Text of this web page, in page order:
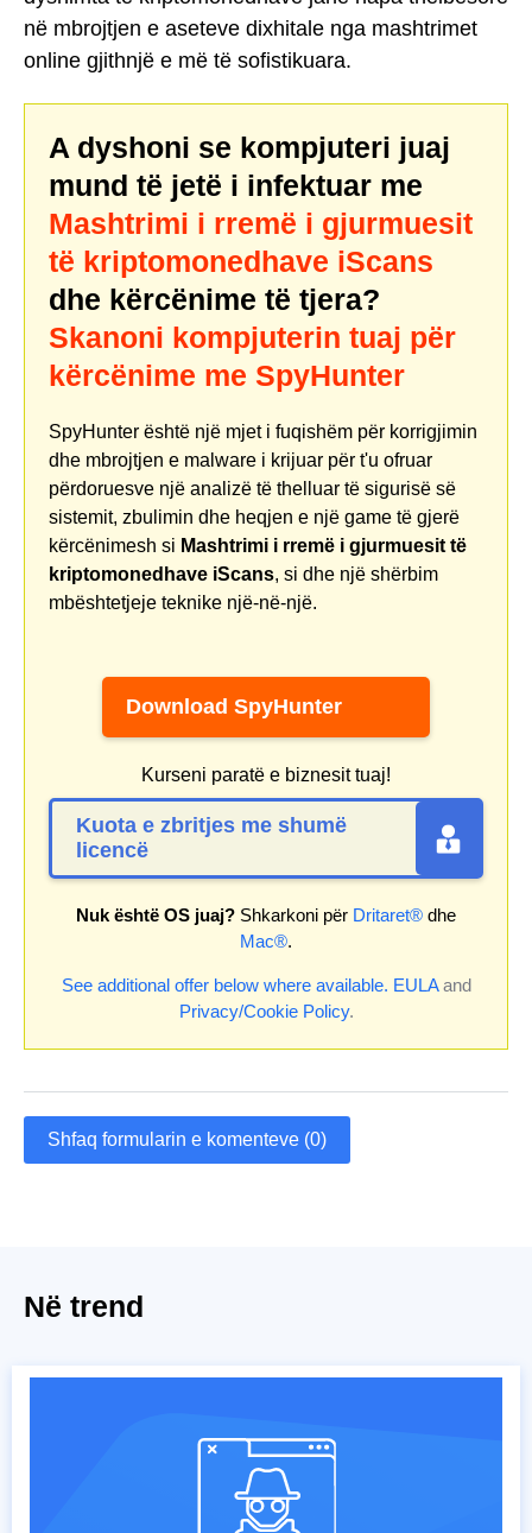
në mbrojtjen e aseteve dixhitale nga mashtrimet
online gjithnjë e më të sofistikuara.
A dyshoni se kompjuteri juaj
mund të jetë i infektuar me
Mashtrimi i rremë i gjurmuesit
të kriptomonedhave iScans
dhe kërcënime të tjera?
Skanoni kompjuterin tuaj për
kërcënime me SpyHunter
SpyHunter është një mjet i fuqishëm për korrigjimin
dhe mbrojtjen e malware i krijuar për t'u ofruar
përdoruesve një analizë të thelluar të sigurisë së
sistemit, zbulimin dhe heqjen e një game të gjerë
kërcënimesh si Mashtrimi i rremë i gjurmuesit të
kriptomonedhave iScans, si dhe një shërbim
mbështetjeje teknike një-në-një.
Download SpyHunter
Kurseni paratë e biznesit tuaj!
Kuota e zbritjes me shumë
licencë
Nuk është OS juaj? Shkarkoni për Dritaret® dhe
Mac®.
See additional offer below where available. EULAand
Privacy/Cookie Policy.
Shfaq formularin e komenteve (0)
Në trend